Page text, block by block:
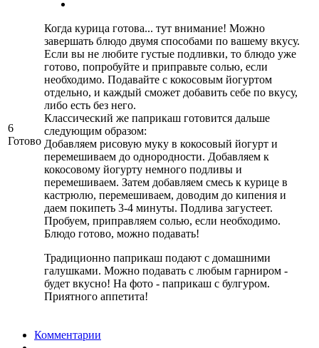
6
Готово
Когда курица готова... тут внимание! Можно
завершать блюдо двумя способами по вашему вкусу.
Если вы не любите густые подливки, то блюдо уже
готово, попробуйте и приправьте солью, если
необходимо. Подавайте с кокосовым йогуртом
отдельно, и каждый сможет добавить себе по вкусу,
либо есть без него.
Классический же паприкаш готовится дальше
следующим образом:
Добавляем рисовую муку в кокосовый йогурт и
перемешиваем до однородности. Добавляем к
кокосовому йогурту немного подливы и
перемешиваем. Затем добавляем смесь к курице в
кастрюлю, перемешиваем, доводим до кипения и
даем покипеть 3-4 минуты. Подлива загустеет.
Пробуем, приправляем солью, если необходимо.
Блюдо готово, можно подавать!
Традиционно паприкаш подают с домашними
галушками. Можно подавать с любым гарниром -
будет вкусно! На фото - паприкаш с булгуром.
Приятного аппетита!
Комментарии